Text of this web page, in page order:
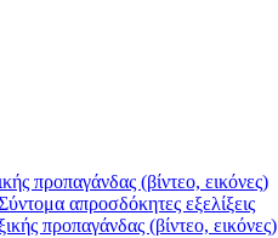
προπαγάνδας (βίντεο, εικόνες)
απροσδόκητες εξελίξεις
προπαγάνδας (βίντεο, εικόνες)